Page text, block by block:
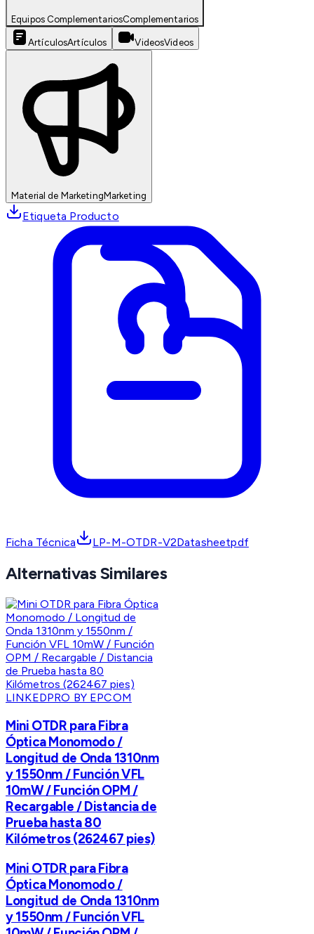
Equipos ComplementariosComplementarios
ArtículosArtículos VideosVideos
Material de MarketingMarketing
Etiqueta Producto
Ficha Técnica LP-M-OTDR-V2Datasheetpdf
Alternativas Similares
LINKEDPRO BY EPCOM
Mini OTDR para Fibra
Óptica Monomodo /
Longitud de Onda 1310nm
y 1550nm / Función VFL
10mW / Función OPM /
Recargable / Distancia de
Prueba hasta 80
Kilómetros (262467 pies)
Mini OTDR para Fibra
Óptica Monomodo /
Longitud de Onda 1310nm
y 1550nm / Función VFL